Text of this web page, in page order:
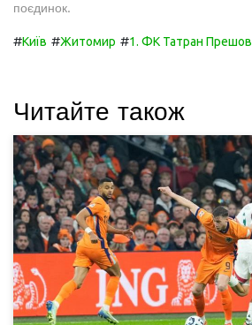
поєдинок.
#Київ #Житомир #1. ФК Татран Прешов
Читайте також